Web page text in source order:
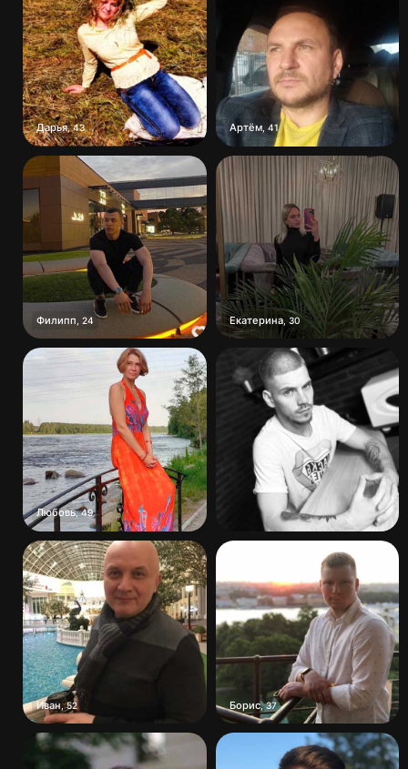
Дарья,43 Артём, 41
Филипп 24 Екатерина, 30
Любовь,49
Иван,52 Борис,37